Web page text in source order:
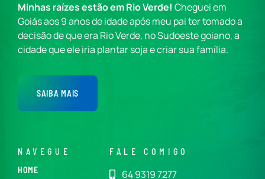
Minhas raízes estão em Rio Verde! Cheguei em
Goiás aos 9 anos de idade após meu pai ter tomado a
decisão de que era Rio Verde, no Sudoeste goiano, a
cidade que ele iria plantar soja e criar sua família.
SAIBA MAIS
NAVEGUE
HOME
FALE COMIGO
64 9319 7277